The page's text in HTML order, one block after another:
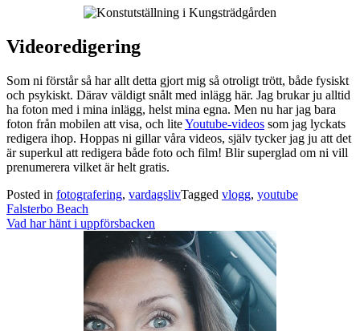
Videoredigering
Som ni förstår så har allt detta gjort mig så otroligt trött, både fysiskt
och psykiskt. Därav väldigt snålt med inlägg här. Jag brukar ju alltid
ha foton med i mina inlägg, helst mina egna. Men nu har jag bara
foton från mobilen att visa, och liteYoutube-videos som jag lyckats
redigera ihop. Hoppas ni gillar våra videos, själv tycker jag ju att det
är superkul att redigera både foto och film! Blir superglad om ni vill
prenumerera vilket är helt gratis.
Posted in fotografering, vardagslivTagged vlogg, youtube
Post
navigation
Falsterbo Beach
Vad har hänt i uppförsbacken